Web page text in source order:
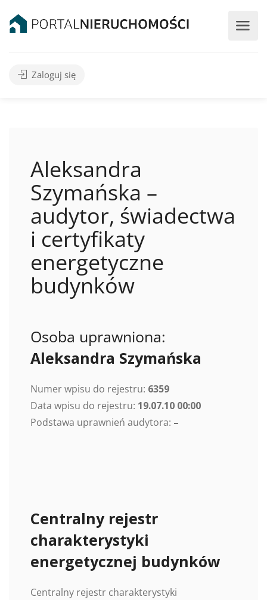
Zaloguj się
Aleksandra
Szymańska –
audytor, świadectwa
i certyfikaty
energetyczne
budynków
Osoba uprawniona:
Aleksandra Szymańska
Numer wpisu do rejestru: 6359
Data wpisu do rejestru: 19.07.10 00:00
Podstawa uprawnień audytora: –
Centralny rejestr
charakterystyki
energetycznej budynków
Centralny rejestr charakterystyki